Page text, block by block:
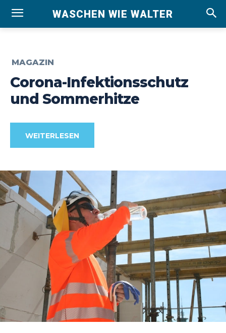
WASCHEN WIE WALTER
MAGAZIN
Corona-Infektionsschutz
und Sommerhitze
WEITERLESEN